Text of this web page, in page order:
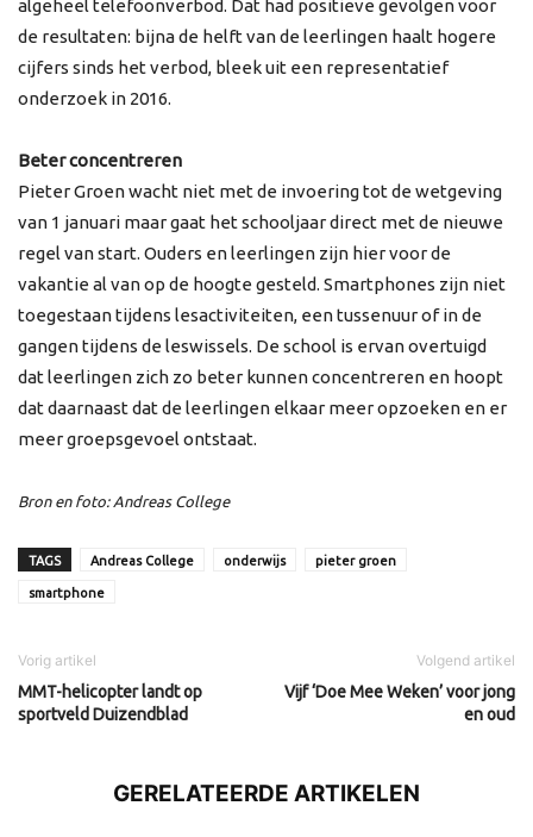
algeheel telefoonverbod. Dat had positieve gevolgen voor
de resultaten: bijna de helft van de leerlingen haalt hogere
cijfers sinds het verbod, bleek uit een representatief
onderzoek in 2016.
Beter concentreren
Pieter Groen wacht niet met de invoering tot de wetgeving
van 1 januari maar gaat het schooljaar direct met de nieuwe
regel van start. Ouders en leerlingen zijn hier voor de
vakantie al van op de hoogte gesteld. Smartphones zijn niet
toegestaan tijdens lesactiviteiten, een tussenuur of in de
gangen tijdens de leswissels. De school is ervan overtuigd
dat leerlingen zich zo beter kunnen concentreren en hoopt
dat daarnaast dat de leerlingen elkaar meer opzoeken en er
meer groepsgevoel ontstaat.
Bron en foto: Andreas College
TAGS Andreas College onderwijs pieter groen
smartphone
Vorig artikel
MMT-helicopter landt op
sportveld Duizendblad
Volgend artikel
Vijf ‘Doe Mee Weken’ voor jong
en oud
GERELATEERDE ARTIKELEN